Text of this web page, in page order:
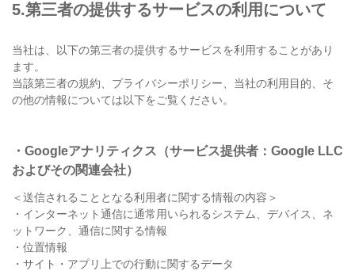
5.第三者の提供するサービスの利用について
当社は、以下の第三者の提供するサービスを利用することがあり
ます。
当該第三者の規約、プライバシーポリシー、当社の利用目的、そ
の他の情報については以下をご覧ください。
・Googleアナリティクス（サービス提供者：Google LLC
およびその関連会社）
＜送信されることとなる利用者に関する情報の内容＞
・インターネット通信に通常用いられるシステム、デバイス、ネ
ットワーク、通信に関する情報
・位置情報
・サイト・アプリ上での行動に関するデータ